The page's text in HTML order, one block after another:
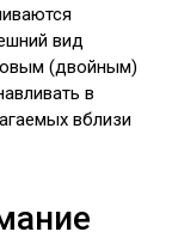
вид
(двойным)
в
вблизи